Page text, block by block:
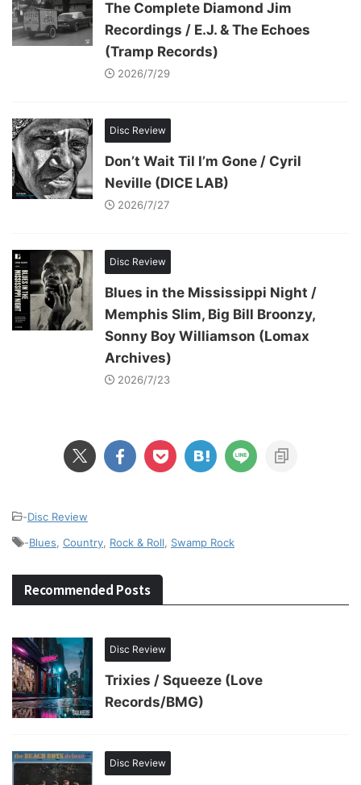
The Complete Diamond Jim
Recordings / E.J. & The Echoes
(Tramp Records)
2026/7/29
Disc Review
Don’t Wait Til I’m Gone / Cyril
Neville (DICE LAB)
2026/7/27
Disc Review
Blues in the Mississippi Night /
Memphis Slim, Big Bill Broonzy,
Sonny Boy Williamson (Lomax
Archives)
2026/7/23
-Disc Review
-Blues Country Rock & Roll Swamp Rock
Recommended Posts
Disc Review
Trixies / Squeeze (Love
Records/BMG)
Disc Review